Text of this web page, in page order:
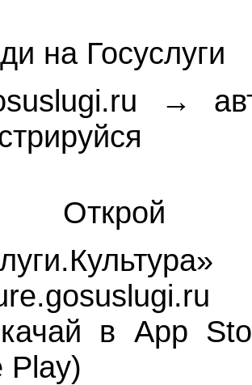
на Госуслуги
→
в App
Play)